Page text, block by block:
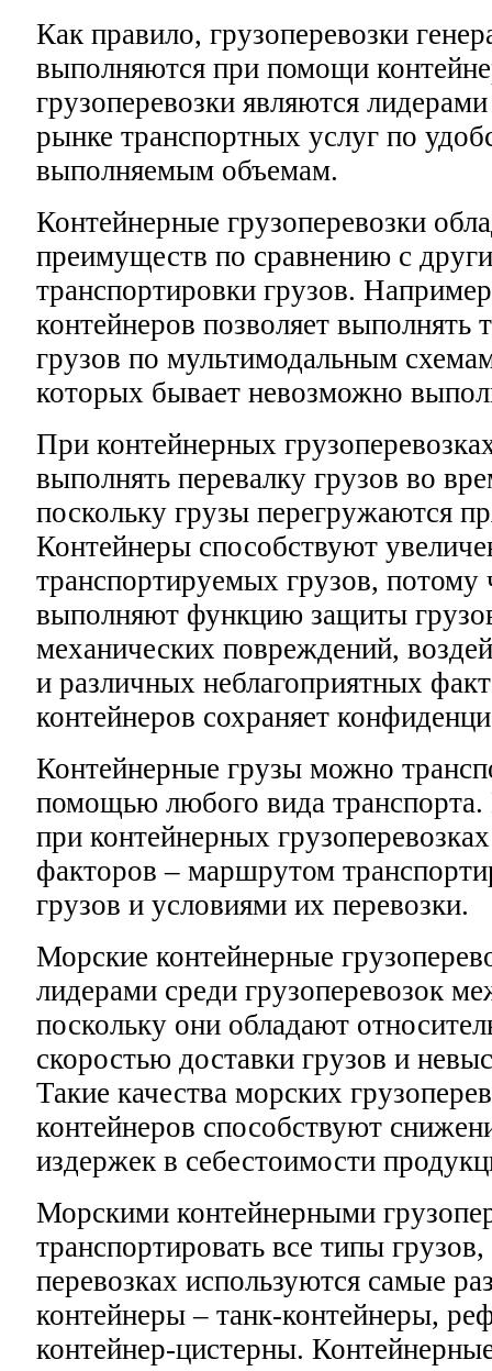
Как правило, грузоперевозки
выполняются при помощи
грузоперевозки являются
рынке транспортных услуг по
выполняемым объемам.
Контейнерные грузоперевозки
преимуществ по сравнению с
транспортировки грузов.
контейнеров позволяет выполнять
грузов по мультимодальным
которых бывает невозможно
При контейнерных
выполнять перевалку грузов во
поскольку грузы перегружаются
Контейнеры способствуют
транспортируемых грузов, потому
выполняют функцию защиты
механических повреждений,
и различных неблагоприятных
контейнеров сохраняет
Контейнерные грузы можно
помощью любого вида
при контейнерных
факторов – маршрутом
грузов и условиями их перевозки.
Морские контейнерные
лидерами среди грузоперевозок
поскольку они обладают
скоростью доставки грузов и
Такие качества морских
контейнеров способствуют
издержек в себестоимости
Морскими контейнерными
транспортировать все типы
перевозках используются самые
контейнеры – танк-контейнеры,
контейнер-цистерны.